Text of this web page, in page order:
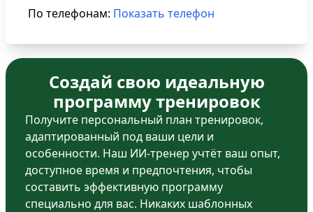
По телефонам: Показать телефон
Создай свою идеальную
программу тренировок
Получите персональный план тренировок,
адаптированный под ваши цели и
особенности. Наш ИИ-тренер учтёт ваш опыт,
доступное время и предпочтения, чтобы
составить эффективную программу
специально для вас. Никаких шаблонных